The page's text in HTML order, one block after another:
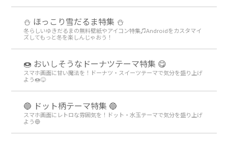
⛄ ほっこり雪だるま特集 ⛄
冬らしいゆきだるまの無料壁紙やアイコン特集♫Androidをカスタマイ
ズしてもっと冬を楽しんじゃおう！
🍩 おいしそうなドーナツテーマ特集 😋
スマホ画面に甘い魔法を！ドーナツ・スイーツテーマで気分を盛り上げ
よう🍩😋
🔵 ドット柄テーマ特集 🔵
スマホ画面にレトロな雰囲気を！ドット・水玉テーマで気分を盛り上げ
よう🔵